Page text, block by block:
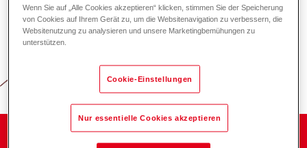
Verantwortung für Energie und
Wenn Sie auf „Alle Cookies akzeptieren“ klicken, stimmen Sie der Speicherung
von Cookies auf Ihrem Gerät zu, um die Websitenavigation zu verbessern, die
Websitenutzung zu analysieren und unsere Marketingbemühungen zu
unterstützen.
Cookie-Einstellungen
Nur essentielle Cookies akzeptieren